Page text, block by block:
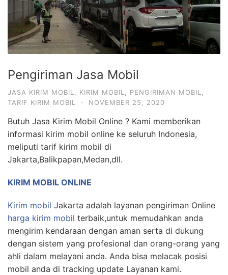
Pengiriman Jasa Mobil
JASA KIRIM MOBIL KIRIM MOBIL PENGIRIMAN MOBIL
TARIF KIRIM MOBIL
· NOVEMBER 25, 2020
Butuh Jasa Kirim Mobil Online ? Kami memberikan
informasi kirim mobil online ke seluruh Indonesia,
meliputi tarif kirim mobil di
Jakarta,Balikpapan,Medan,dll.
KIRIM MOBIL ONLINE
Kirim mobil Jakarta adalah layanan pengiriman Online
harga kirim mobil terbaik,untuk memudahkan anda
mengirim kendaraan dengan aman serta di dukung
dengan sistem yang profesional dan orang-orang yang
ahli dalam melayani anda. Anda bisa melacak posisi
mobil anda di tracking update Layanan kami.